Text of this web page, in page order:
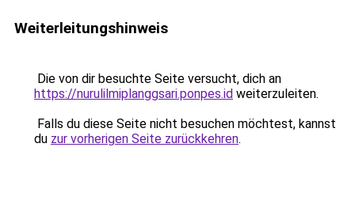
Weiterleitungshinweis
Die von dir besuchte Seite versucht, dich an
https://nurulilmiplanggsari.ponpes.id weiterzuleiten.
Falls du diese Seite nicht besuchen möchtest, kannst
du zur vorherigen Seite zurückkehren.